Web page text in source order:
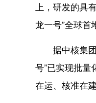
上，研发的具
龙一号”全球首
据中核集团
号”已实现批量
在运、核准在